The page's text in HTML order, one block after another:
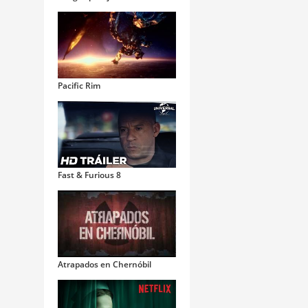
Pacific Rim
Fast & Furious 8
Atrapados en Chernóbil